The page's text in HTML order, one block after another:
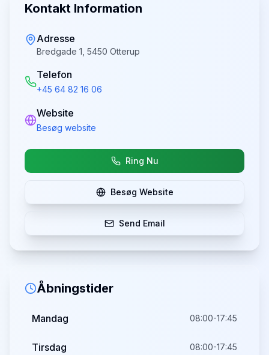
Kontakt Information
Adresse
Bredgade 1, 5450 Otterup
Telefon
+45 64 82 16 06
Website
Besøg website
Ring Nu
Besøg Website
Send Email
Åbningstider
Mandag 08:00-17:45
Tirsdag 08:00-17:45